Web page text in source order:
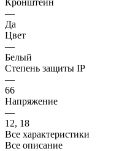
—
Да
Цвет
—
Белый
Степень защиты IP
—
66
Напряжение
—
12, 18
Все характеристики
Все описание